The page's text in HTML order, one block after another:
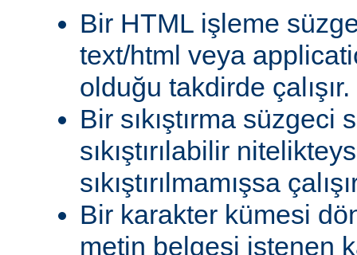
Bir HTML işleme
text/html veya
olduğu takdirde çalışır.
Bir sıkıştırma süzgeci
sıkıştırılabilir
sıkıştırılmamışsa
Bir karakter kümesi
metin belgesi istenen